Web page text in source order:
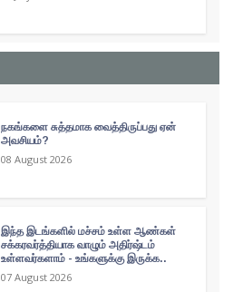
நகங்களை சுத்தமாக வைத்திருப்பது ஏன்
அவசியம்?
08 August 2026
இந்த இடங்களில் மச்சம் உள்ள ஆண்கள்
சக்கரவர்த்தியாக வாழும் அதிர்ஷ்டம்
உள்ளவர்களாம் - உங்களுக்கு இருக்க..
07 August 2026